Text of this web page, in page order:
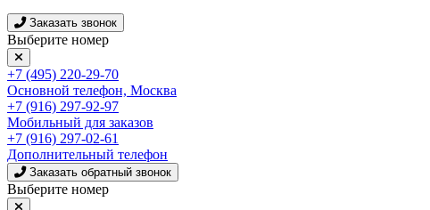
Заказать звонок
Выберите номер
+7 (495) 220-29-70
Основной телефон, Москва
+7 (916) 297-92-97
Мобильный для заказов
+7 (916) 297-02-61
Дополнительный телефон
Заказать обратный звонок
Выберите номер